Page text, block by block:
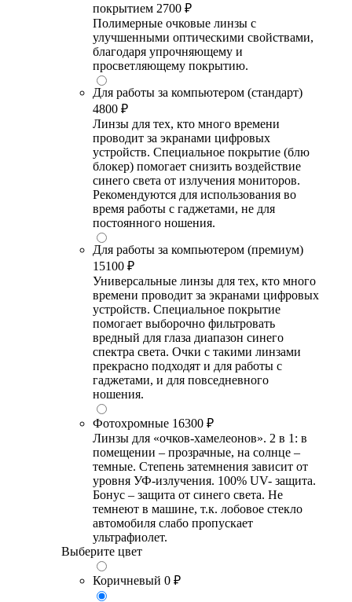
покрытием 2700 ₽
Полимерные очковые линзы с
улучшенными оптическими свойствами,
благодаря упрочняющему и
просветляющему покрытию.
Для работы за компьютером (стандарт)
4800 ₽
Линзы для тех, кто много времени
проводит за экранами цифровых
устройств. Специальное покрытие (блю
блокер) помогает снизить воздействие
синего света от излучения мониторов.
Рекомендуются для использования во
время работы с гаджетами, не для
постоянного ношения.
Для работы за компьютером (премиум)
15100 ₽
Универсальные линзы для тех, кто много
времени проводит за экранами цифровых
устройств. Специальное покрытие
помогает выборочно фильтровать
вредный для глаза диапазон синего
спектра света. Очки с такими линзами
прекрасно подходят и для работы с
гаджетами, и для повседневного
ношения.
Фотохромные 16300 ₽
Линзы для «очков-хамелеонов». 2 в 1: в
помещении – прозрачные, на солнце –
темные. Степень затемнения зависит от
уровня УФ-излучения. 100% UV- защита.
Бонус – защита от синего света. Не
темнеют в машине, т.к. лобовое стекло
автомобиля слабо пропускает
ультрафиолет.
Выберите цвет
Коричневый 0 ₽